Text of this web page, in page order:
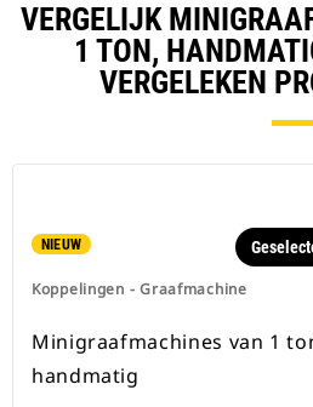
VERGELIJK
1 TON,
VERGELEKEN
NIEUW
Koppelingen - Graafmachine
Minigraafmachines van 1
handmatig